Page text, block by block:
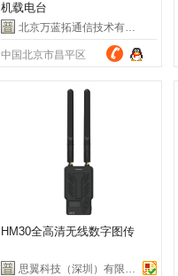
机载电台
北京万蓝拓通信技术有限公司
中国北京市昌平区
HM30全高清无线数字图传
思翼科技（深圳）有限公司